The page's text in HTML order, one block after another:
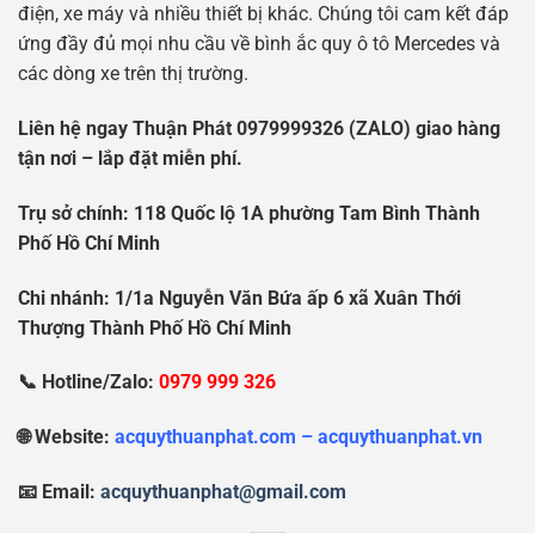
điện, xe máy và nhiều thiết bị khác. Chúng tôi cam kết đáp
ứng đầy đủ mọi nhu cầu về bình ắc quy ô tô Mercedes và
các dòng xe trên thị trường.
Liên hệ ngay Thuận Phát 0979999326 (ZALO) giao hàng
tận nơi – lắp đặt miễn phí.
Trụ sởchính: 118 Quốc lộ 1A phường Tam Bình Thành
PhốHồ Chí Minh
Chi nhánh: 1/1a Nguyễn Văn Bứa ấp 6 xã Xuân Thới
Thượng Thành PhốHồ Chí Minh
📞 Hotline/Zalo: 0979 999 326
🌐 Website: acquythuanphat.com – acquythuanphat.vn
📧 Email: acquythuanphat@gmail.com